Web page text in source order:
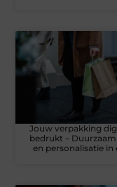
Jouw verpakking
bedrukt –
en personalisatie in